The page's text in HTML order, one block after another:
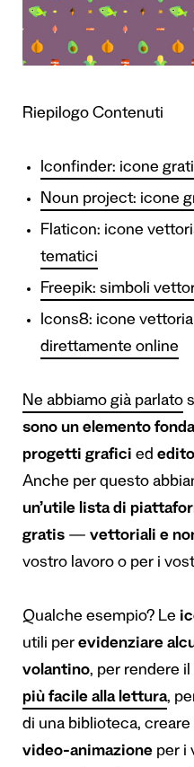
Riepilogo Contenuti
Iconfinder: icone
Noun project: icone
Flaticon: icone
tematici
Freepik: simboli
Icons8: icone
direttamente online
Ne abbiamo già parlato
sono un elemento
progetti grafici ed
Anche per questo
un’utile lista di
gratis — vettoriali e
vostro lavoro o per i
Qualche esempio? Le
utili per evidenziare
volantino, per rendere
più facile alla lettura,
di una biblioteca, creare
video-animazione per i